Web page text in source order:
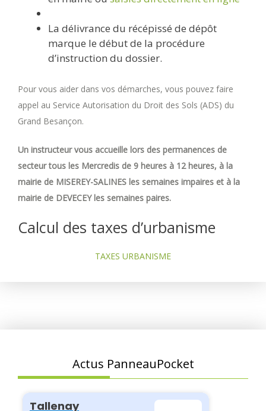
La délivrance du récépissé de dépôt
marque le début de la procédure
d’instruction du dossier.
Pour vous aider dans vos démarches, vous pouvez faire
appel au Service Autorisation du Droit des Sols (ADS) du
Grand Besançon.
Un instructeur vous accueille lors des permanences de
secteur tous les Mercredis de 9 heures à 12 heures, à la
mairie de MISEREY-SALINES les semaines impaires et à la
mairie de DEVECEY les semaines paires.
Calcul des taxes d’urbanisme
TAXES URBANISME
Actus PanneauPocket